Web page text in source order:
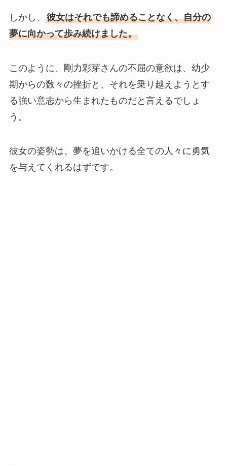
しかし、 彼女はそれでも諦めることなく、自分の
夢に向かって歩み続けました。
このように、剛力彩芽さんの不屈の意欲は、幼少
期からの数々の挫折と、それを乗り越えようとす
る強い意志から生まれたものだと言えるでしょ
う。
彼女の姿勢は、夢を追いかける全ての人々に勇気
を与えてくれるはずです。